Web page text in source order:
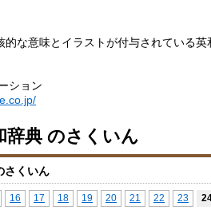
な意味とイラストが付与されている英
ション
辞典 のさくいん
さくいん
16 17 18 19 20 21 22 23